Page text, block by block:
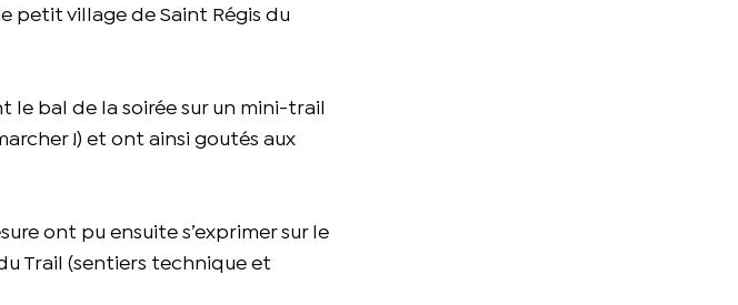
petit village de Saint Régis du
le bal de la soirée sur un mini-trail
!) et ont ainsi goutés aux
ont pu ensuite s’exprimer sur le
Trail (sentiers technique et